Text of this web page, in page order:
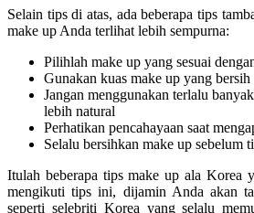
Selain tips di atas, ada beberapa tips
make up Anda terlihat lebih sempurna:
Pilihlah make up yang sesuai
Gunakan kuas make up yang
Jangan menggunakan terlalu
lebih natural
Perhatikan pencahayaan saat
Selalu bersihkan make up sebelum
Itulah beberapa tips make up ala Korea
mengikuti tips ini, dijamin Anda akan
seperti selebriti Korea yang selalu